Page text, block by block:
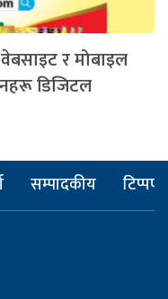
र मोबाइल
डिजिटल
सम्पादकीय टिप्पणी